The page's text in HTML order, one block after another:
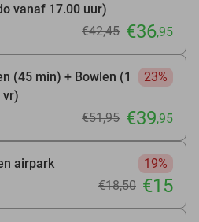
vanaf 17.00 uur)
€42,45 €36,95
(45 min) + Bowlen (1
vr)
23%
€51,95 €39,95
airpark
19%
€18,50 €15